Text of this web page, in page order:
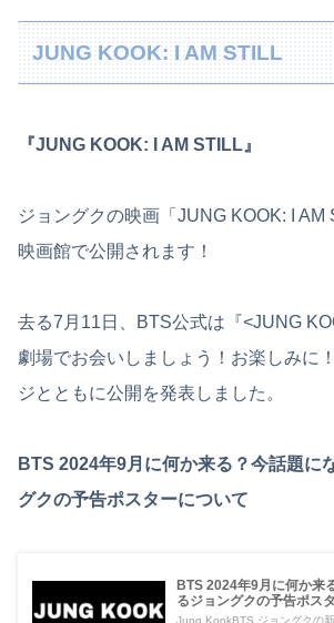
JUNG KOOK: I AM STILL
『JUNG KOOK: I AM STILL』
ジョングクの映画「JUNG KOOK: I AM
映画館で公開されます！
去る7月11日、BTS公式は『<JUNG
劇場でお会いしましょう！お楽しみに
ジとともに公開を発表しました。
BTS 2024年9月に何か来る？今話題に
グクの予告ポスターについて
BTS 2024年9月に何か来
るジョングクの予告ポス
Jung KookBTS ジョングクの